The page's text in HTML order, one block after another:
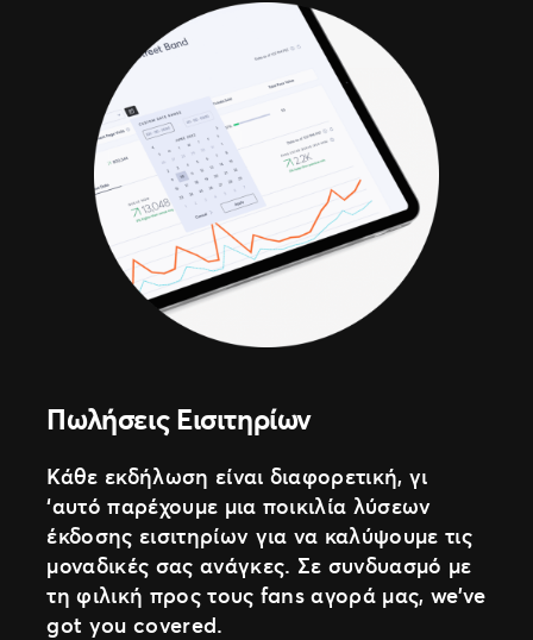
Πωλήσεις Εισιτηρίων
Κάθε εκδήλωση είναι διαφορετική, γι
‘αυτό παρέχουμε μια ποικιλία λύσεων
έκδοσης εισιτηρίων για να καλύψουμε τις
μοναδικές σας ανάγκες. Σε συνδυασμό με
τη φιλική προς τους fans αγορά μας, we’ve
got you covered.